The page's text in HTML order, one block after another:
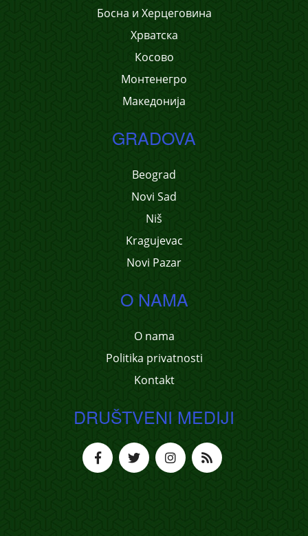
Босна и Херцеговина
Хрватска
Косово
Монтенегро
Македонија
GRADOVA
Beograd
Novi Sad
Niš
Kragujevac
Novi Pazar
O NAMA
O nama
Politika privatnosti
Kontakt
DRUŠTVENI MEDIJI